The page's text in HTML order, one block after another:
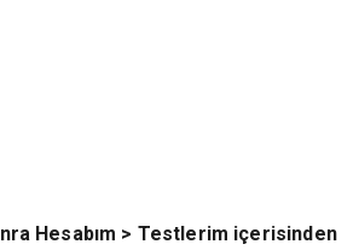
Hesabım > Testlerim içerisinden